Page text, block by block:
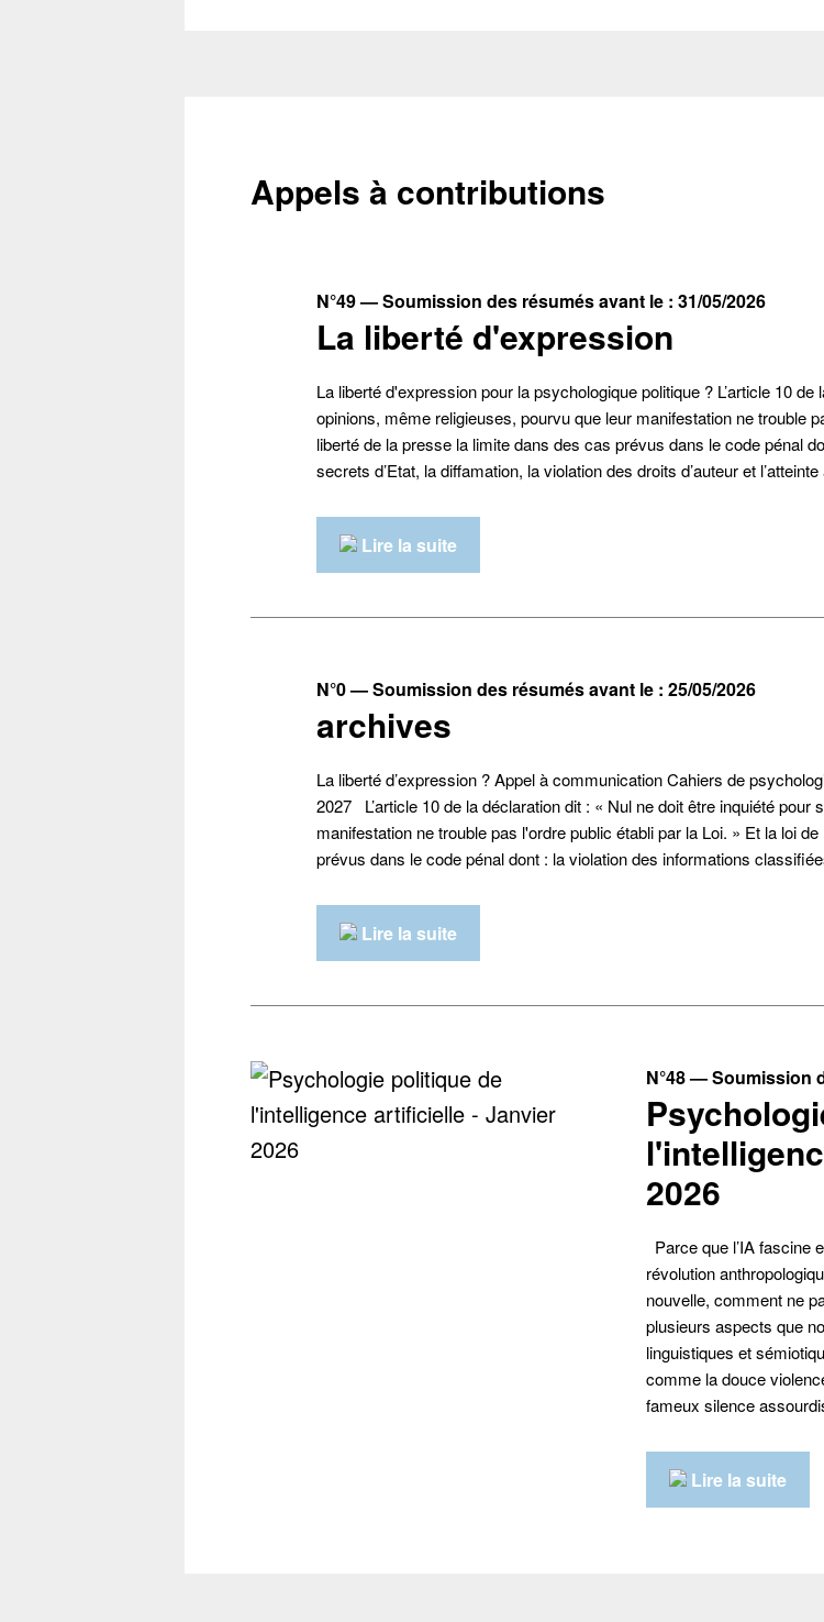
Appels à contributions
N°49 — Soumission des résumés avant le : 31/05/2026
La liberté d'expression
La liberté d'expression pour la psychologique politique ? L’article 10
opinions, même religieuses, pourvu que leur manifestation ne trouble
liberté de la presse la limite dans des cas prévus dans le code pénal
secrets d’Etat, la diffamation, la violation des droits d’auteur et
Lire la suite
N°0 — Soumission des résumés avant le : 25/05/2026
archives
La liberté d’expression ? Appel à communication Cahiers de
2027 L’article 10 de la déclaration dit : « Nul ne doit être inquiété
manifestation ne trouble pas l'ordre public établi par la Loi. » Et la loi
prévus dans le code pénal dont : la violation des informations
Lire la suite
N°48 — Soumission
2026
Parce que l’IA
révolution
nouvelle, comment ne
plusieurs aspects que
linguistiques et
comme la douce
fameux silence
Lire la suite